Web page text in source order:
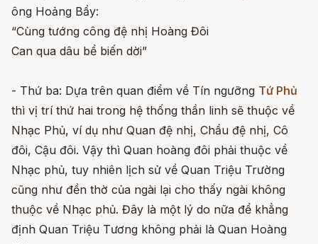
ông Hoảng Bẩy:
“Cùng tướng công đệ nhị Hoàng Đôi
Can qua dâu bể biến dời”​
- Thứ ba: Dựa trên quan điểm về Tín ngưỡng Tứ Phủ
thì vị trí thứ hai trong hệ thống thần linh sẽ thuộc về
Nhạc Phủ, ví dụ như Quan đệ nhị, Chầu đệ nhị, Cô
đôi, Cậu đôi. Vậy thì Quan hoàng đôi phải thuộc về
Nhạc phủ, tuy nhiên lịch sử về Quan Triệu Trường
cũng như đền thờ của ngài lại cho thấy ngài không
thuộc về Nhạc phủ. Đây là một lý do nữa để khẳng
định Quan Triệu Tương không phải là Quan Hoàng